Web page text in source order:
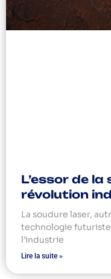
L’essor de
révolution
La soudure laser,
technologie
l’industrie
Lire la suite »